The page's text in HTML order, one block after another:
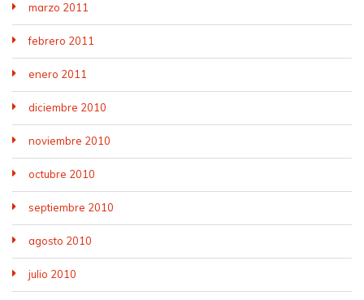
marzo 2011
febrero 2011
enero 2011
diciembre 2010
noviembre 2010
octubre 2010
septiembre 2010
agosto 2010
julio 2010